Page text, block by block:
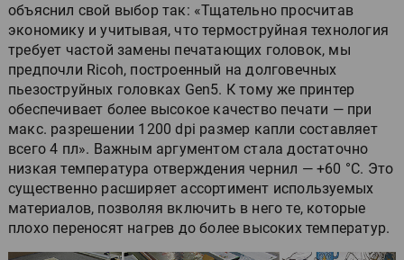
объяснил свой выбор так: «Тщательно просчитав
экономику и учитывая, что термоструйная технология
требует частой замены печатающих головок, мы
предпочли Ricoh, построенный на долговечных
пьезоструйных головках Gen5. К тому же принтер
обеспечивает более высокое качество печати — при
макс. разрешении 1200 dpi размер капли составляет
всего 4 пл». Важным аргументом стала достаточно
низкая температура отверждения чернил — +60 °C. Это
существенно расширяет ассортимент используемых
материалов, позволяя включить в него те, которые
плохо переносят нагрев до более высоких температур.